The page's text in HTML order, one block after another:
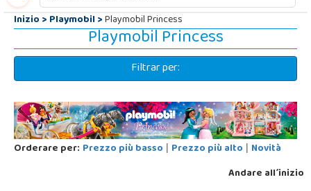
Inizio>Playmobil>Playmobil Princess
Playmobil Princess
Filtrar per:
Orderare per: Prezzo più basso | Prezzo più alto | Novità
Andare all´inizio